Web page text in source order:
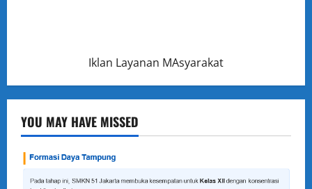
Iklan Layanan MAsyarakat
YOU MAY HAVE MISSED